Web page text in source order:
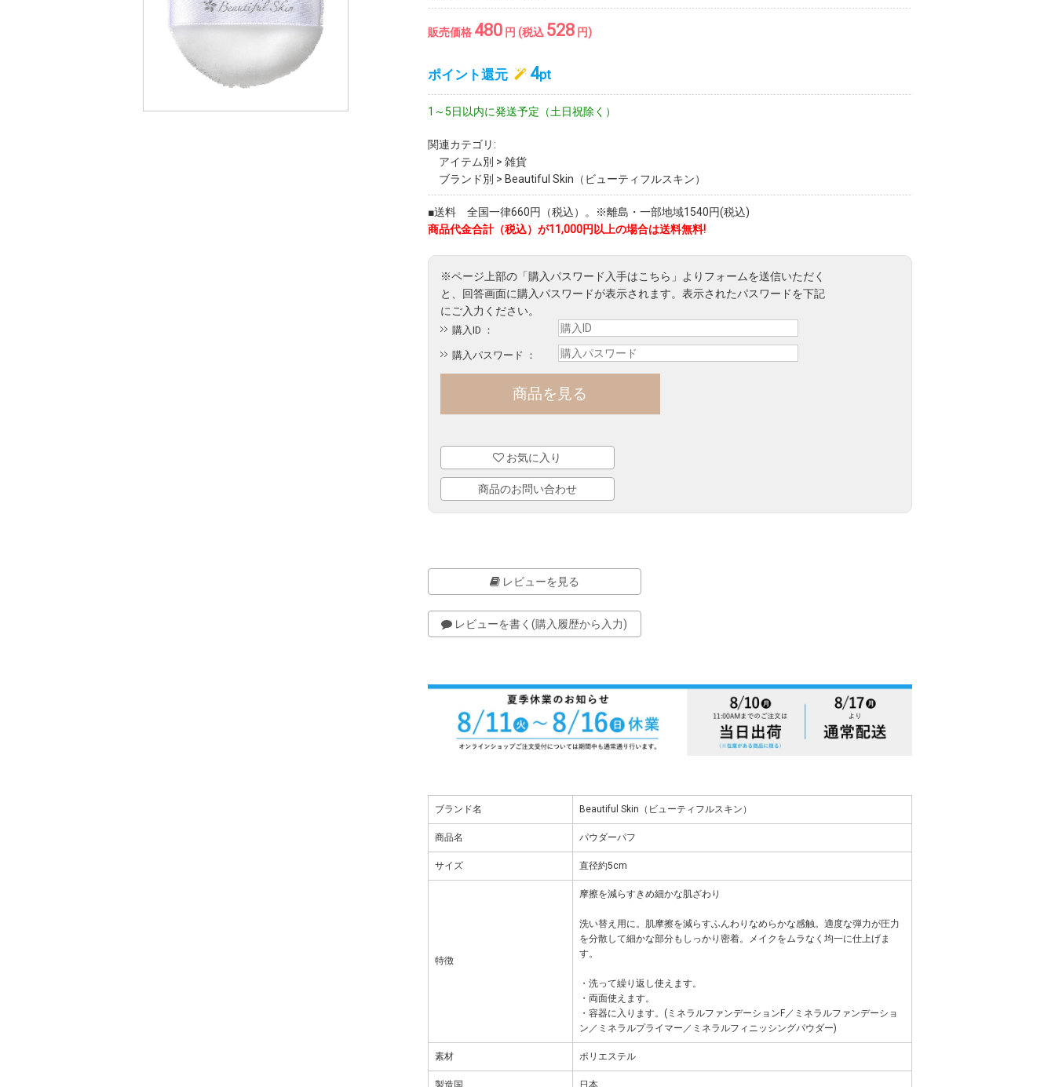
販売価格 480円 (税込 528円)
ポイント還元 4pt
1～5日以内に発送予定（土日祝除く）
関連カテゴリ:
アイテム別 > 雑貨
ブランド別 > Beautiful Skin（ビューティフルスキン）
■送料 全国一律660円（税込）。※離島・一部地域1540円(税込)
商品代金合計（税込）が11,000円以上の場合は送料無料!
購入ID ：
購入パスワード ：
お気に入り
商品のお問い合わせ
レビューを見る
レビューを書く(購入履歴から入力)
ブランド名 Beautiful Skin（ビューティフルスキン）
商品名 パウダーパフ
サイズ 直径約5cm
特徴
摩擦を減らすきめ細かな肌ざわり
洗い替え用に。肌摩擦を減らすふんわりなめらかな感触。適度な弾力が圧力
を分散して細かな部分もしっかり密着。メイクをムラなく均一に仕上げま
す。
・洗って繰り返し使えます。
・両面使えます。
・容器に入ります。(ミネラルファンデーションF／ミネラルファンデーショ
ン／ミネラルプライマー／ミネラルフィニッシングパウダー)
素材 ポリエステル